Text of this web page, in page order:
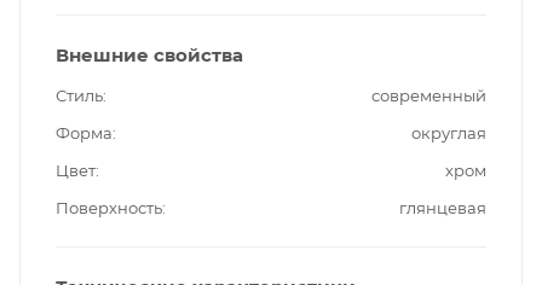
Внешние свойства
Стиль
современный
Форма
округлая
Цвет
хром
Поверхность
глянцевая